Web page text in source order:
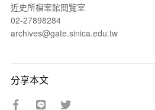
近史所檔案館閱覽室
02-27898284
archives@gate.sinica.edu.tw
分享本文